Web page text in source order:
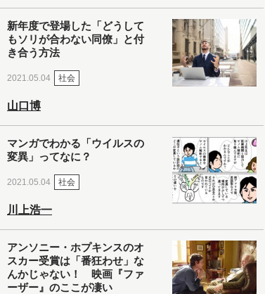
新年度で登場した「どうして
もソリが合わない同僚」と付
き合う方法
2021.05.04 社会
山口博
マンガでわかる「ウイルスの
変異」ってなに？
2021.05.04 社会
川上浩一
アンソニー・ホプキンスのオ
スカー受賞は「番狂わせ」な
んかじゃない！ 映画『ファ
ーザー』のここが凄い